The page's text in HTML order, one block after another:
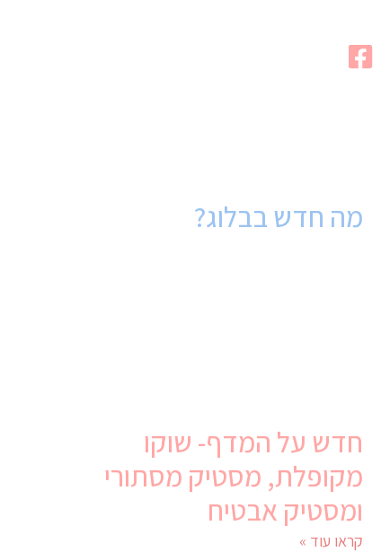
מה חדש בבלוג?
חדש על המדף- שוקו
מקופלת, מסטיק מסתורי
ומסטיק אבטיח
קראו עוד »